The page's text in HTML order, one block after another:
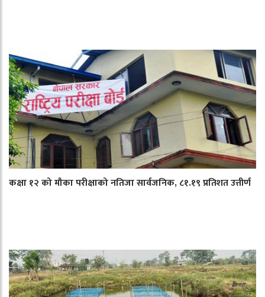
कक्षा १२ को मौका परीक्षाको नतिजा सार्वजनिक, ८१.१९ प्रतिशत उत्तीर्ण